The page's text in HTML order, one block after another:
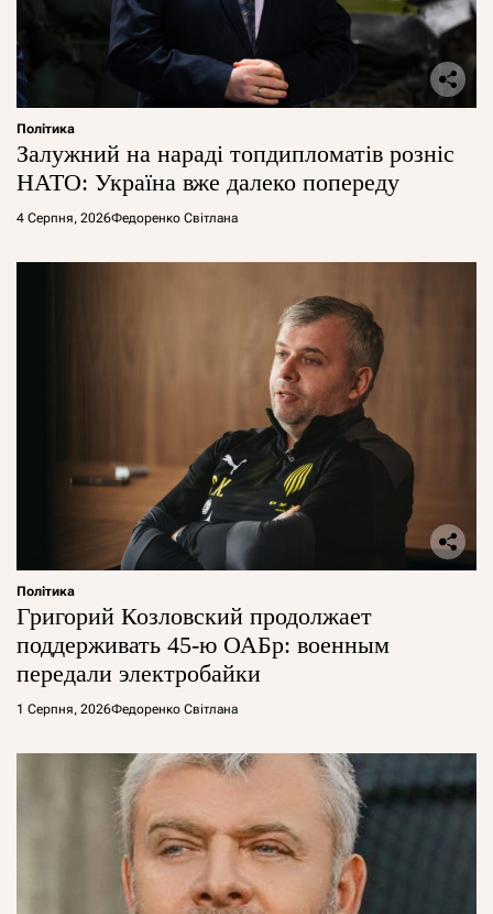
Політика
Залужний на нараді топдипломатів розніс
НАТО: Україна вже далеко попереду
4 Серпня, 2026Федоренко Світлана
Політика
Григорий Козловский продолжает
поддерживать 45-ю ОАБр: военным
передали электробайки
1 Серпня, 2026Федоренко Світлана